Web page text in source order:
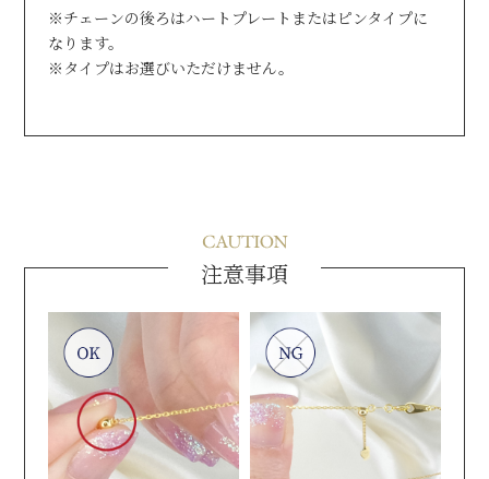
※チェーンの後ろはハートプレートまたはピンタイプに
なります。
※タイプはお選びいただけません。
注意事項